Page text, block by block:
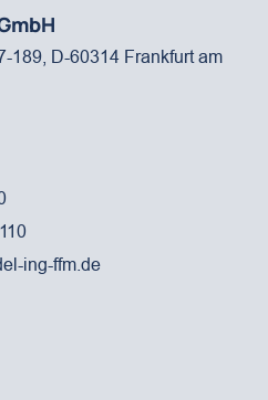
189, D-60314 Frankfurt am
ing-ffm.de